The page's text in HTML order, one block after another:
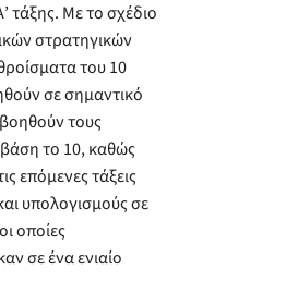
τάξης. Με το σχέδιο
στρατηγικών
του 10
σε σημαντικό
τους
το 10, καθώς
επόμενες τάξεις
υπολογισμούς σε
οποίες
σε ένα ενιαίο